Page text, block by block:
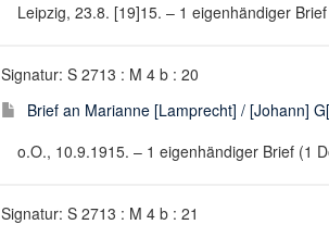
Leipzig, 23.8. [19]15. – 1 eigenhändiger
Signatur: S 2713 : M 4 b : 20
Brief an Marianne [Lamprecht] / [Johann]
o.O., 10.9.1915. – 1 eigenhändiger Brief (1
Signatur: S 2713 : M 4 b : 21